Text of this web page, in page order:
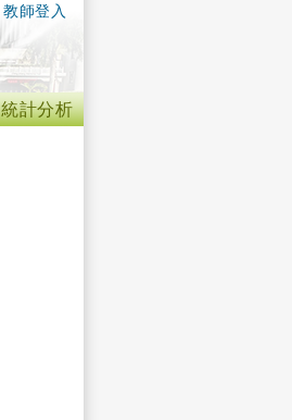
教師登入
統計分析